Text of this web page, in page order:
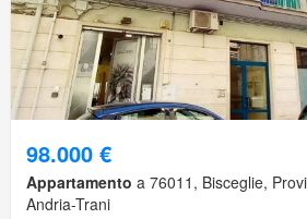
98.000 €
Appartamento a 76011, Bisceglie,
Andria-Trani